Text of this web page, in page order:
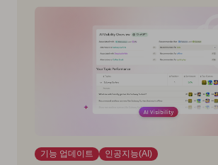
기능 업데이트
인공지능(AI)